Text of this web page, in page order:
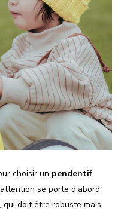
choisir un pendentif
se porte d’abord
doit être robuste mais